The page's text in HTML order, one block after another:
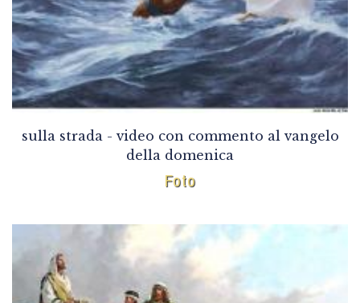
sulla strada - video con commento al vangelo
della domenica
Foto